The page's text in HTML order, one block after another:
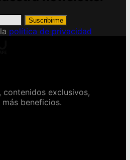
Suscribirme
política de privacidad
contenidos exclusivos,
beneficios.